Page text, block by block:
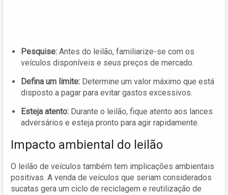
Pesquise: Antes do leilão, familiarize-se com os
veículos disponíveis e seus preços de mercado.
Defina um limite: Determine um valor máximo que está
disposto a pagar para evitar gastos excessivos.
Esteja atento: Durante o leilão, fique atento aos lances
adversários e esteja pronto para agir rapidamente.
Impacto ambiental do leilão
O leilão de veículos também tem implicações ambientais
positivas. A venda de veículos que seriam considerados
sucatas gera um ciclo de reciclagem e reutilização de